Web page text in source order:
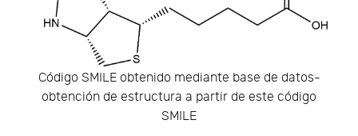
Código SMILE obtenido mediante base de datos-
obtención de estructura a partir de este código
SMILE